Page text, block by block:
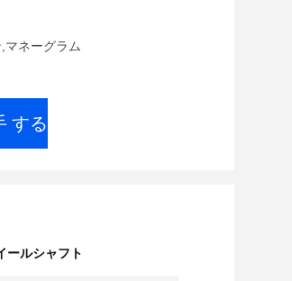
マネーグラム
する
ールシャフト